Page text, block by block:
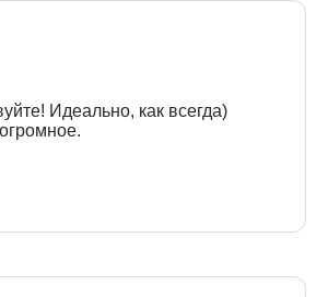
Идеально, как всегда)